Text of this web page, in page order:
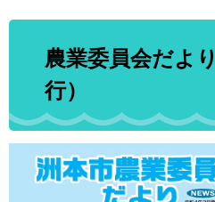
農業委員会だよ
行）